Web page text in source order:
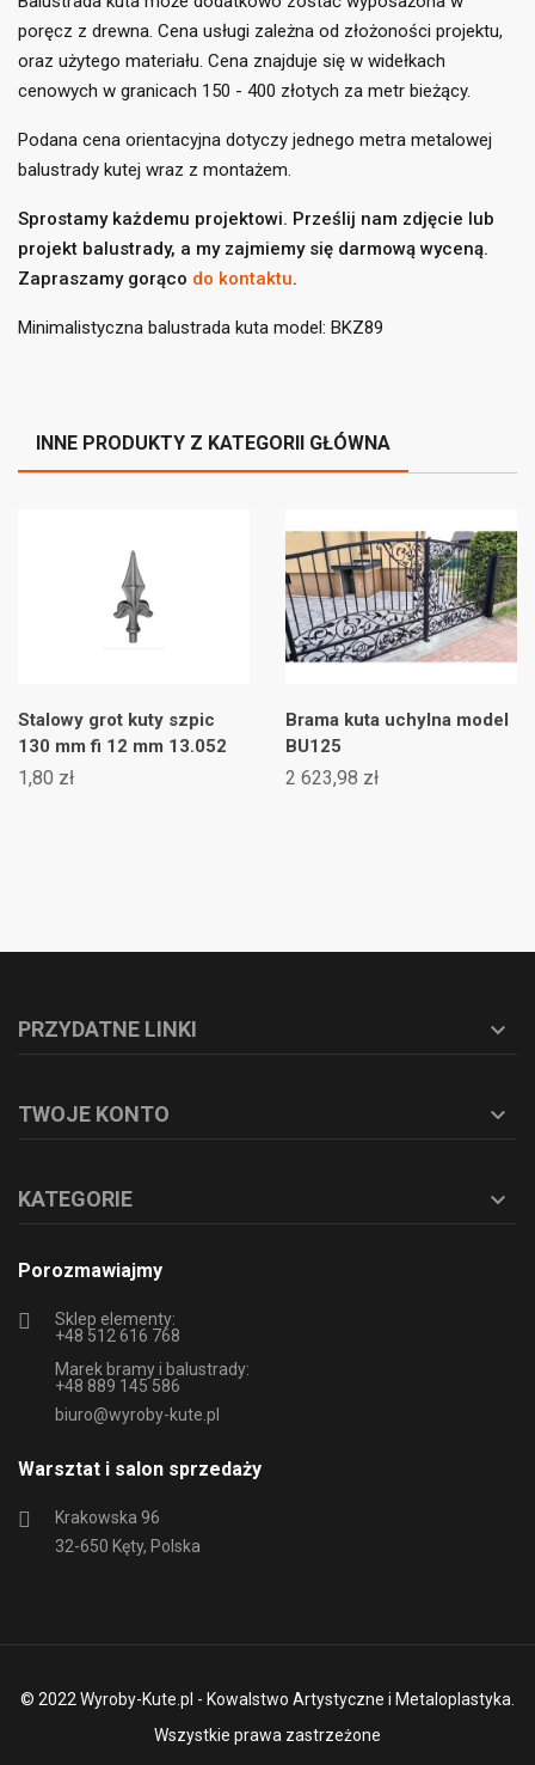
poręcz z drewna. Cena usługi zależna od złożoności projektu,
oraz użytego materiału. Cena znajduje się w widełkach
cenowych w granicach 150 - 400 złotych za metr bieżący.
Podana cena orientacyjna dotyczy jednego metra metalowej
balustrady kutej wraz z montażem.
Sprostamy każdemu projektowi. Prześlij nam zdjęcie lub
projekt balustrady, a my zajmiemy się darmową wyceną.
Zapraszamy gorąco do kontaktu.
Minimalistyczna balustrada kuta model: BKZ89
INNE PRODUKTY Z KATEGORII GŁÓWNA
Stalowy grot kuty szpic
130 mm fi 12 mm 13.052
1,80 zł
Brama kuta uchylna model
BU125
2 623,98 zł
PRZYDATNE LINKI 
TWOJE KONTO 
KATEGORIE 
Porozmawiajmy
Sklep elementy:
+48 512 616 768
Marek bramy i balustrady:
+48 889 145 586
biuro@wyroby-kute.pl
Warsztat i salon sprzedaży
Krakowska 96
32-650 Kęty, Polska
© 2022 Wyroby-Kute.pl - Kowalstwo Artystyczne i Metaloplastyka.
Wszystkie prawa zastrzeżone